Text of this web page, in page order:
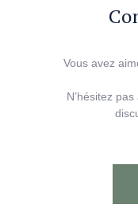
Vous avez
N’hésitez pas